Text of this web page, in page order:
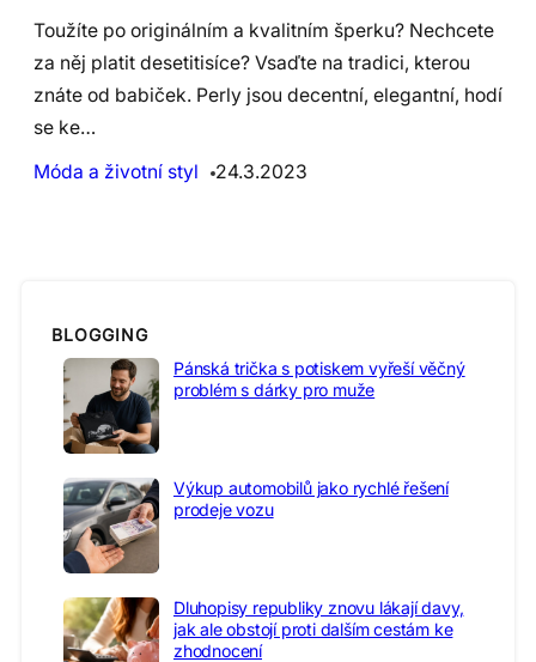
Toužíte po originálním a kvalitním šperku? Nechcete
za něj platit desetitisíce? Vsaďte na tradici, kterou
znáte od babiček. Perly jsou decentní, elegantní, hodí
se ke…
Móda a životní styl
24.3.2023
BLOGGING
Pánská trička s potiskem vyřeší věčný
problém s dárky pro muže
Výkup automobilů jako rychlé řešení
prodeje vozu
Dluhopisy republiky znovu lákají davy,
jak ale obstojí proti dalším cestám ke
zhodnocení